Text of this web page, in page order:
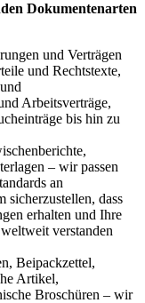
Dokumentenarten
und Verträgen
und Rechtstexte,
Arbeitsverträge,
bis hin zu
– wir passen
an
sicherzustellen, dass
erhalten und Ihre
verstanden
Beipackzettel,
Artikel,
Broschüren – wir